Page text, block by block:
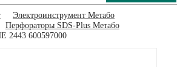
Электроинструмент Метабо
Перфораторы SDS-Plus Метабо
2443 600597000